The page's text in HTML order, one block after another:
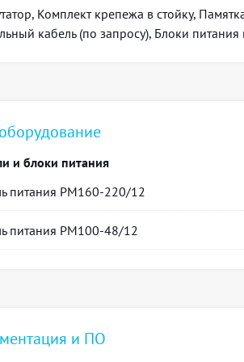
питания
Один источник питания постоянного
Пассивное
(Ш × В × Г) 430 × 44 × 305 мм
Комплект крепежа в стойку,
кабель (по запросу), Блоки
и блоки питания
питания PM160-220/12
питания PM100-48/12
и ПО